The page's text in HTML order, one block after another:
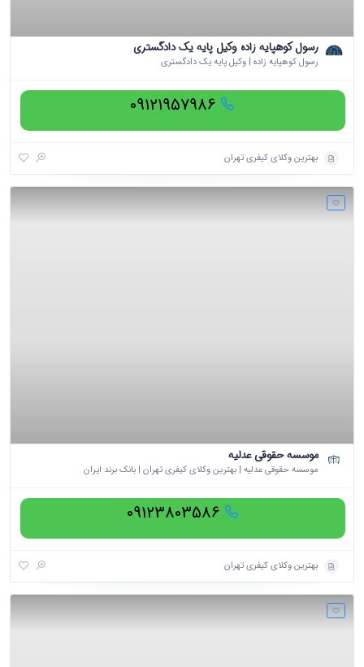
رسول کوهپایه زاده وکیل پایه یک دادگستری
رسول کوهپایه زاده | وکیل پایه یک دادگستری
09121957986
بهترین وکلای کیفری تهران
موسسه حقوقی عدلیه
موسسه حقوقی عدلیه | بهترین وکلای کیفری تهران | بانک برند ایران
09123803586
بهترین وکلای کیفری تهران